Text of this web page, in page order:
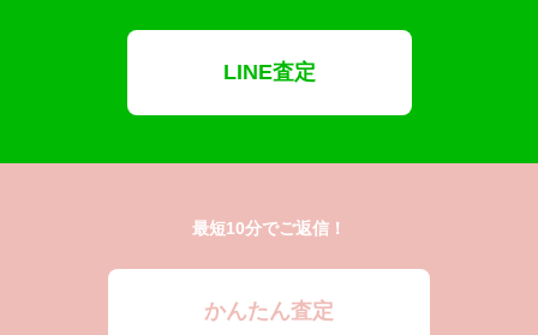
LINE査定
最短10分でご返信！
かんたん査定